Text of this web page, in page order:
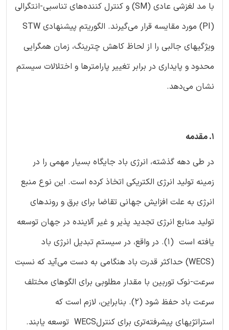
با مد لغزشی عادی (SM) و کنترل کننده‌های تناسبی-انتگرالی
(PI) مورد مقایسه قرار می‌گیرند. الگوریتم پیشنهادی STW
ویژگیهای جالبی را از لحاظ کاهش چترینگ، زمان همگرایی
محدود و پایداری در برابر تغییر پارامترها و اختلالات سیستم
نشان می‌دهد.
1. مقدمه
در طی دهه گذشته، انرژی باد جایگاه بسیار مهمی را در
زمینه تولید انرژی الکتریکی اتخاذ کرده است. این نوع منبع
انرژی به علت افزایش جهانی تقاضا برای برق و روندهای
تولید منابع انرژی تجدید پذیر و غیر آلاینده در جهان توسعه
یافته است (1). در واقع، در سیستم تبدیل انرژی باد
(WECS) حداکثر قدرت باد هنگامی به دست می‌آید که نسبت
سرعت-نوک توربین با مقدار مطلوبی برای الگوهای مختلف
سرعت باد حفظ شود (2). بنابراین، لازم است که
استراتژیهای پیشرفته‌تری برای کنترلWECS توسعه یابند.